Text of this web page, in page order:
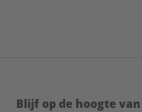
Blijf op de hoogte